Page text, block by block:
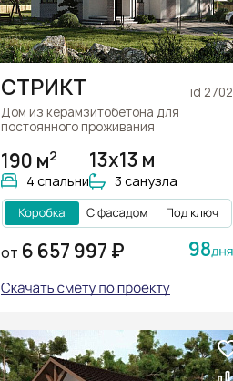
СТРИКТ
id 2702
Дом из керамзитобетона для
постоянного проживания
190 м2
4 спальни
13х13 м
3 санузла
ОТ 6 657 997 ₽ 98